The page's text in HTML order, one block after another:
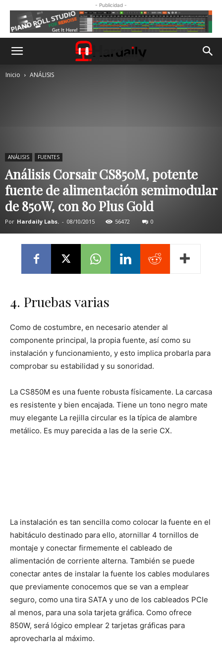
- Publicidad -
Inicio ANÁLISIS
ANÁLISIS FUENTES
Análisis Corsair CS850M, potente
fuente de alimentación semimodular
de 850W, con 80 Plus Gold
Por Hardaily Labs. - 08/10/2015 56472 0
4. Pruebas varias
Como de costumbre, en necesario atender al
componente principal, la propia fuente, así como su
instalación y funcionamiento, y esto implica probarla para
comprobar su estabilidad y su sonoridad.
La CS850M es una fuente robusta físicamente. La carcasa
es resistente y bien encajada. Tiene un tono negro mate
muy elegante La rejilla circular es la típica de alambre
metálico. Es muy parecida a las de la serie CX.
La instalación es tan sencilla como colocar la fuente en el
habitáculo destinado para ello, atornillar 4 tornillos de
montaje y conectar firmemente el cableado de
alimentación de corriente alterna. También se puede
conectar antes de instalar la fuente los cables modulares
que previamente conocemos que se van a emplear
seguro, como una tira SATA y uno de los cableados PCIe
al menos, para una sola tarjeta gráfica. Como ofrece
850W, será lógico emplear 2 tarjetas gráficas para
aprovecharla al máximo.